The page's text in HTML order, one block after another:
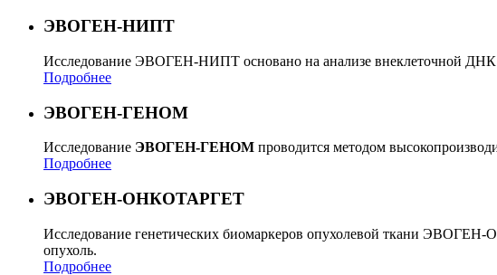
ЭВОГЕН-НИПТ
Исследование ЭВОГЕН-НИПТ основано на анализе внеклеточной ДНК
Подробнее
ЭВОГЕН-ГЕНОМ
Исследование ЭВОГЕН-ГЕНОМ проводится методом
Подробнее
ЭВОГЕН-ОНКОТАРГЕТ
Исследование генетических биомаркеров опухолевой ткани ЭВОГЕН-
опухоль.
Подробнее